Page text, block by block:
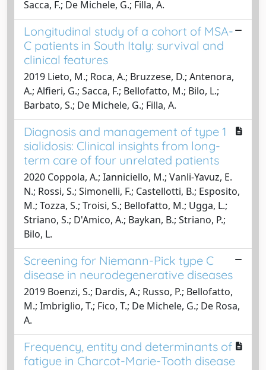
Sacca, F.; De Michele, G.; Filla, A.
Longitudinal study of a cohort of MSA-
C patients in South Italy: survival and
clinical features
2019 Lieto, M.; Roca, A.; Bruzzese, D.; Antenora,
A.; Alfieri, G.; Sacca, F.; Bellofatto, M.; Bilo, L.;
Barbato, S.; De Michele, G.; Filla, A.
Diagnosis and management of type 1
sialidosis: Clinical insights from long-
term care of four unrelated patients
2020 Coppola, A.; Ianniciello, M.; Vanli-Yavuz, E.
N.; Rossi, S.; Simonelli, F.; Castellotti, B.; Esposito,
M.; Tozza, S.; Troisi, S.; Bellofatto, M.; Ugga, L.;
Striano, S.; D'Amico, A.; Baykan, B.; Striano, P.;
Bilo, L.
Screening for Niemann-Pick type C
disease in neurodegenerative diseases
2019 Boenzi, S.; Dardis, A.; Russo, P.; Bellofatto,
M.; Imbriglio, T.; Fico, T.; De Michele, G.; De Rosa,
A.
Frequency, entity and determinants of
fatigue in Charcot-Marie-Tooth disease